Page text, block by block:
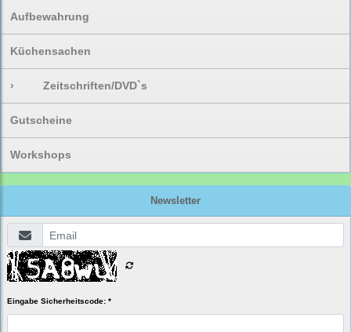
Aufbewahrung
Küchensachen
› Zeitschriften/DVD`s
Gutscheine
Workshops
Newsletter
Eingabe Sicherheitscode: *